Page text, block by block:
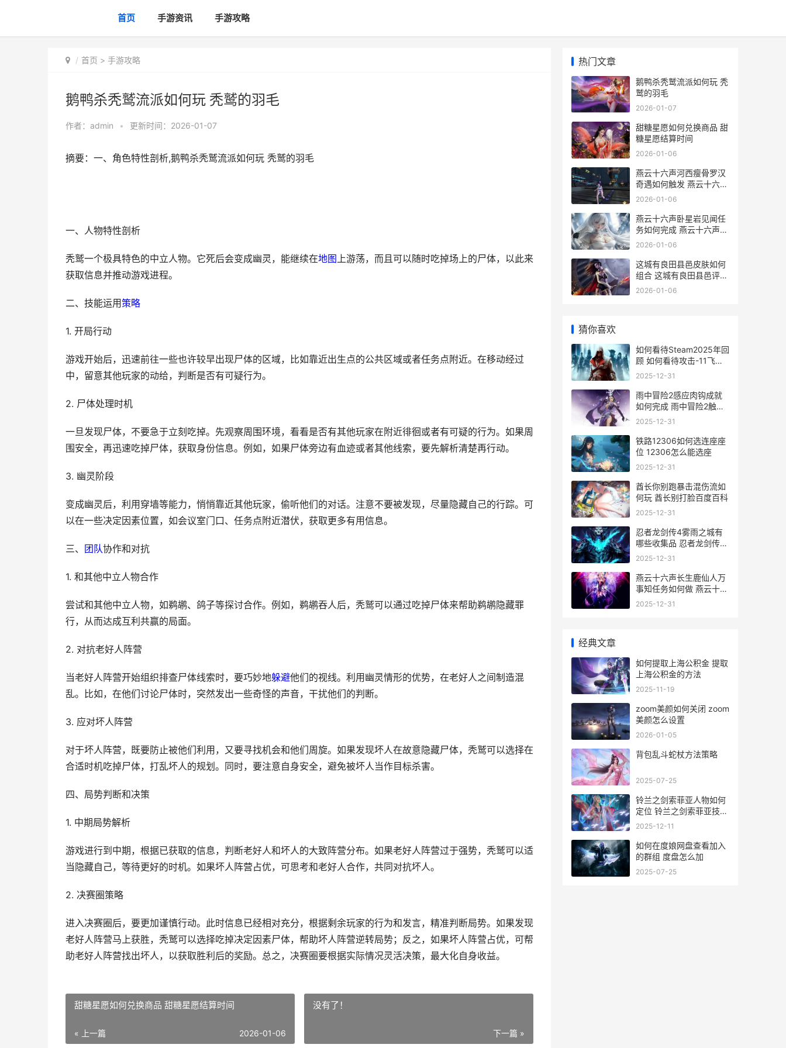
首页 手游资讯 手游攻略
首页 > 手游攻略
鹅鸭杀秃鹫流派如何玩 秃鹫的羽毛
作者： admin • 更新时间：2026-01-07
摘要：一、角色特性剖析,鹅鸭杀秃鹫流派如何玩 秃鹫的羽毛
一、人物特性剖析
秃鹫一个极具特色的中立人物。它死后会变成幽灵，能继续在地图上游荡，而且可以随时吃掉场上的尸体，以此来
获取信息并推动游戏进程。
二、技能运用策略
1. 开局行动
游戏开始后，迅速前往一些也许较早出现尸体的区域，比如靠近出生点的公共区域或者任务点附近。在移动经过
中，留意其他玩家的动给，判断是否有可疑行为。
2. 尸体处理时机
一旦发现尸体，不要急于立刻吃掉。先观察周围环境，看看是否有其他玩家在附近徘徊或者有可疑的行为。如果周
围安全，再迅速吃掉尸体，获取身份信息。例如，如果尸体旁边有血迹或者其他线索，要先解析清楚再行动。
3. 幽灵阶段
变成幽灵后，利用穿墙等能力，悄悄靠近其他玩家，偷听他们的对话。注意不要被发现，尽量隐藏自己的行踪。可
以在一些决定因素位置，如会议室门口、任务点附近潜伏，获取更多有用信息。
三、 团队协作和对抗
1. 和其他中立人物合作
尝试和其他中立人物，如鹈鹕、鸽子等探讨合作。例如，鹈鹕吞人后，秃鹫可以通过吃掉尸体来帮助鹈鹕隐藏罪
行，从而达成互利共赢的局面。
2. 对抗老好人阵营
当老好人阵营开始组织排查尸体线索时，要巧妙地躲避他们的视线。利用幽灵情形的优势，在老好人之间制造混
乱。比如，在他们讨论尸体时，突然发出一些奇怪的声音，干扰他们的判断。
3. 应对坏人阵营
对于坏人阵营，既要防止被他们利用，又要寻找机会和他们周旋。如果发现坏人在故意隐藏尸体，秃鹫可以选择在
合适时机吃掉尸体，打乱坏人的规划。同时，要注意自身安全，避免被坏人当作目标杀害。
四、局势判断和决策
1. 中期局势解析
游戏进行到中期，根据已获取的信息，判断老好人和坏人的大致阵营分布。如果老好人阵营过于强势，秃鹫可以适
当隐藏自己，等待更好的时机。如果坏人阵营占优，可思考和老好人合作，共同对抗坏人。
2. 决赛圈策略
进入决赛圈后，要更加谨慎行动。此时信息已经相对充分，根据剩余玩家的行为和发言，精准判断局势。如果发现
老好人阵营马上获胜，秃鹫可以选择吃掉决定因素尸体，帮助坏人阵营逆转局势；反之，如果坏人阵营占优，可帮
助老好人阵营找出坏人，以获取胜利后的奖励。总之，决赛圈要根据实际情况灵活决策，最大化自身收益。
甜糖星愿如何兑换商品 甜糖星愿结算时间
« 上一篇 2026-01-06
没有了！
下一篇 »
热门文章
鹅鸭杀秃鹫流派如何玩 秃
鹫的羽毛
2026-01-07
甜糖星愿如何兑换商品 甜
糖星愿结算时间
2026-01-06
燕云十六声河西瘦骨罗汉
奇遇如何触发 燕云十六声
河西地图
2026-01-06
燕云十六声卧星岩见闻任
务如何完成 燕云十六声卧
星岩蹊跷全收集
2026-01-06
这城有良田县邑皮肤如何
组合 这城有良田县邑评定
不动了
2026-01-06
猜你喜欢
如何看待Steam2025年回
顾 如何看待攻击-11飞行
画面公开
2025-12-31
雨中冒险2感应肉钩成就
如何完成 雨中冒险2触发
系数
2025-12-31
铁路12306如何选连座座
位 12306怎么能选座
2025-12-31
酋长你别跑暴击混伤流如
何玩 酋长别打脸百度百科
2025-12-31
忍者龙剑传4雾雨之城有
哪些收集品 忍者龙剑传4-
1bgm
2025-12-31
燕云十六声长生鹿仙人万
事知任务如何做 燕云十六
声长生果在哪里
2025-12-31
经典文章
如何提取上海公积金 提取
上海公积金的方法
2025-11-19
zoom美颜如何关闭 zoom
美颜怎么设置
2026-01-05
背包乱斗蛇杖方法策略
2025-07-25
铃兰之剑索菲亚人物如何
定位 铃兰之剑索菲亚技能
加点攻略
2025-12-11
如何在度娘网盘查看加入
的群组 度盘怎么加
2025-07-25